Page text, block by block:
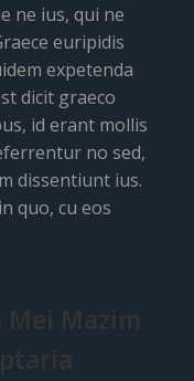
ne ius, qui ne
euripidis
expetenda
dicit graeco
id erant mollis
no sed,
dissentiunt ius.
quo, cu eos
Mazim